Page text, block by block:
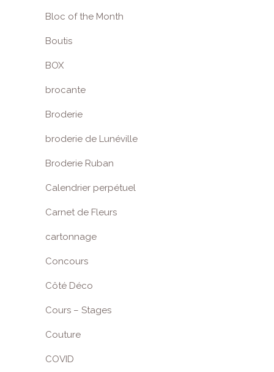
Bloc of the Month
Boutis
BOX
brocante
Broderie
broderie de Lunéville
Broderie Ruban
Calendrier perpétuel
Carnet de Fleurs
cartonnage
Concours
Côté Déco
Cours – Stages
Couture
COVID